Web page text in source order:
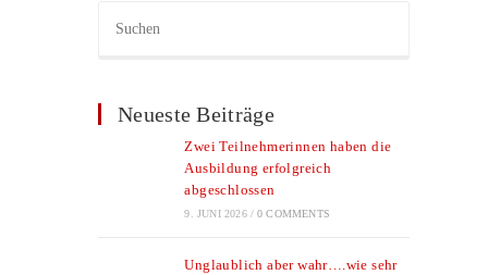
Neueste Beiträge
Zwei Teilnehmerinnen haben die
Ausbildung erfolgreich
abgeschlossen
9. JUNI 2026 / 0 COMMENTS
Unglaublich aber wahr….wie sehr